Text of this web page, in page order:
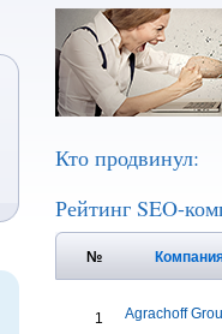
Кто продвинул:
Рейтинг SEO-
№
1 Agrachoff